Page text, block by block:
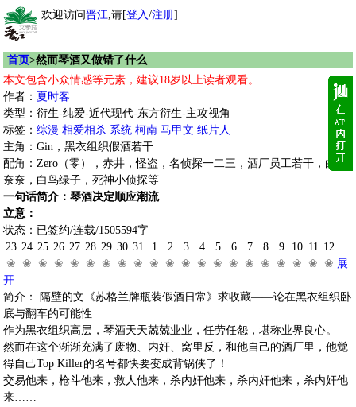
欢迎访问晋江,请[登入/注册]
首页>然而琴酒又做错了什么
本文包含小众情感等元素，建议18岁以上读者观看。
作者： 夏时客
类型：衍生-纯爱-近代现代-东方衍生-主攻视角
标签： 综漫 相爱相杀 系统 柯南 马甲文 纸片人
主角：Gin，黑衣组织假酒若干
配角：Zero（零），赤井，怪盗，名侦探一二三，酒厂员工若干，白鸟
奈奈，白鸟绿子，死神小侦探等
一句话简介：琴酒决定顺应潮流
立意：
状态：已签约/连载/1505594字
23
❀
24
❀
25
❀
26
❀
27
❀
28
❀
29
❀
30
❀
31
❀
1
❀
2
❀
3
❀
4
❀
5
❀
6
❀
7
❀
8
❀
9
❀
10
❀
11
❀
12
❀ 展
开
简介： 隔壁的文《苏格兰牌瓶装假酒日常》求收藏——论在黑衣组织卧
底与翻车的可能性
作为黑衣组织高层，琴酒天天兢兢业业，任劳任怨，堪称业界良心。
然而在这个渐渐充满了废物、内奸、窝里反，和他自己的酒厂里，他觉
得自己Top Killer的名号都快要变成背锅侠了！
交易他来，枪斗他来，救人他来，杀内奸他来，杀内奸他来，杀内奸他
来……